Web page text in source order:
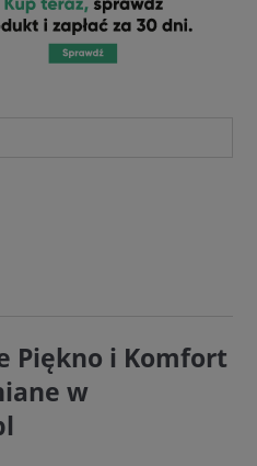
kosztów płatności
Piękno i Komfort
w